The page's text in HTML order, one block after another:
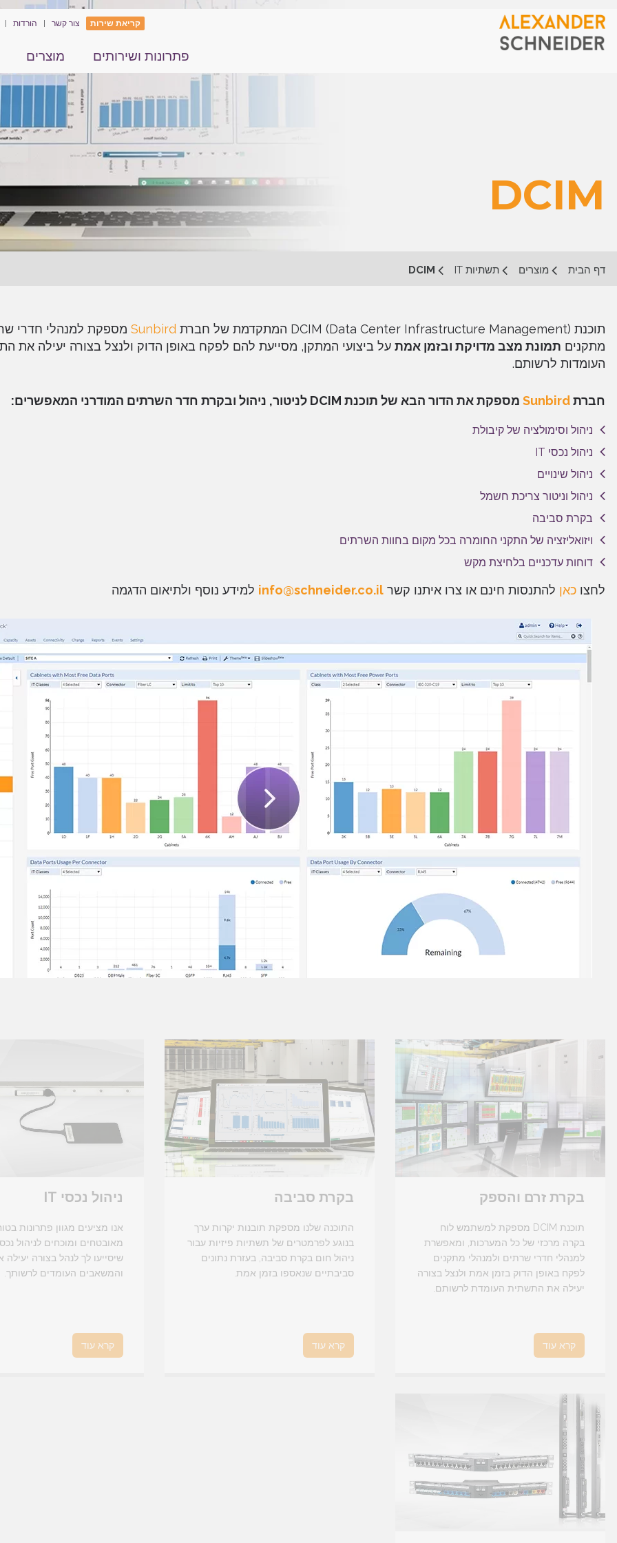
קריאת שירות צור קשר הורדות
פתרונות ושירותים מוצרים
DCIM
דף הבית מוצרים תשתיות IT DCIM
תוכנת DCIM (Data Center Infrastructure Management) המתקדמת של חברת Sunbird מספקת למנהלי חדרי
מתקנים תמונת מצב מדויקת ובזמן אמת על ביצועי המתקן, מסייעת להם לפקח באופן הדוק ולנצל בצורה יעילה את
העומדות לרשותם.
חברתSunbird מספקת את הדור הבא של תוכנת DCIM לניטור, ניהול ובקרת חדר השרתים המודרני המאפשרים:
ניהול וסימולציה של קיבולת
ניהול נכסי IT
ניהול שינויים
ניהול וניטור צריכת חשמל
בקרת סביבה
ויזואליזציה של התקני החומרה בכל מקום בחוות השרתים
דוחות עדכניים בלחיצת מקש
לחצו כאן להתנסות חינם או צרו איתנו קשר info@schneider.co.il למידע נוסף ולתיאום הדגמה
בקרת זרם והספק
תוכנת DCIM מספקת למשתמש לוח
בקרה מרכזי של כל המערכות, ומאפשרת
למנהלי חדרי שרתים ולמנהלי מתקנים
לפקח באופן הדוק בזמן אמת ולנצל בצורה
יעילה את התשתית העומדת לרשותם.
קרא עוד
בקרת סביבה
התוכנה שלנו מספקת תובנות יקרות ערך
בנוגע לפרמטרים של תשתיות פיזיות עבור
ניהול חום בקרת סביבה, בעזרת נתונים
סביבתיים שנאספו בזמן אמת.
קרא עוד
ניהול נכסי IT
אנו מציעים מגוון פתרונות
שיסייעו לך לנהל בצורה יעילה
והמשאבים העומדים לרשותך.
קרא עוד